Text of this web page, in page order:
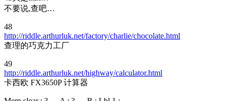
不要说,查吧…
48
http://riddle.arthurluk.net/factory/charlie/chocolate.html
查理的巧克力工厂
49
http://riddle.arthurluk.net/highway/calculator.html
卡西欧 FX3650P 计算器